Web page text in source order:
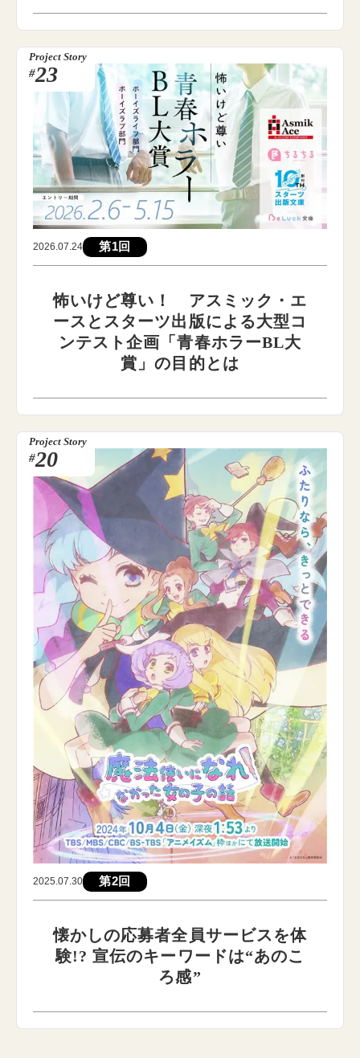
Project Story
#23
2026.07.24 第1回
怖いけど尊い！ アスミック・エ
ースとスターツ出版による大型コ
ンテスト企画「青春ホラーBL大
賞」の目的とは
Project Story
#20
2025.07.30 第2回
懐かしの応募者全員サービスを体
験!? 宣伝のキーワードは“あのこ
ろ感”